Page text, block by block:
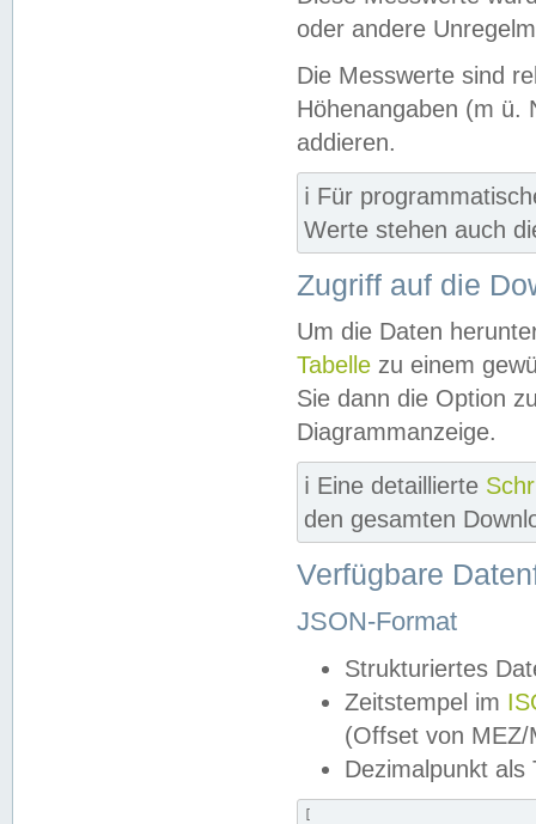
oder andere
Die Messwerte sind
Höhenangaben (m ü.
addieren.
ℹ️ Für
Werte stehen auch
Zugriff auf die
Um die Daten
Tabelle zu einem
Sie dann die Option
Diagrammanzeige.
ℹ️ Eine detaillierte
den gesamten
Verfügbare
JSON-Format
Strukturiertes
Zeitstempel im
(Offset von MEZ/
Dezimalpunkt als
[